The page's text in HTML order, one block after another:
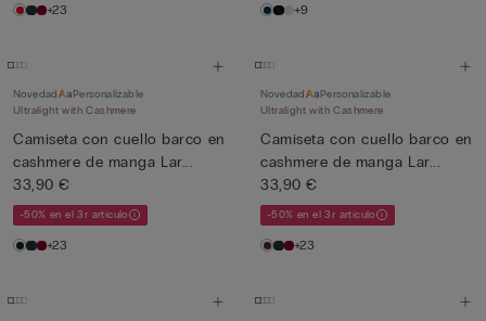
+23 +9
Novedad
Personalizable
Ultralight with Cashmere
Camiseta con cuello barco en
cashmere de manga Lar...
33,90 €
-50% en el 3r artículo
+23
Novedad
Personalizable
Ultralight with Cashmere
Camiseta con cuello barco en
cashmere de manga Lar...
33,90 €
-50% en el 3r artículo
+23